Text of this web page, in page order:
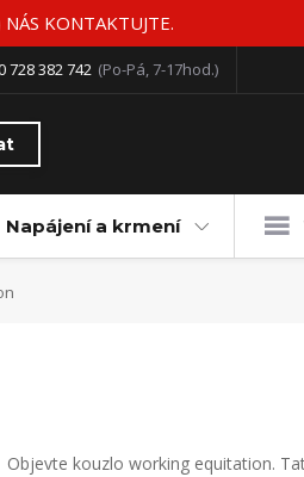
KONTAKTUJTE.
728 382 742 (Po-Pá, 7-17hod.)
Napájení a krmení
Objevte kouzlo working equitation.